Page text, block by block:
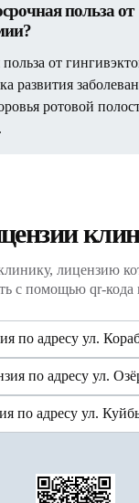
польза от
от
развития
ротовой
лицензию
с помощью qr-кода
по адресу ул.
по адресу ул.
по адресу ул.